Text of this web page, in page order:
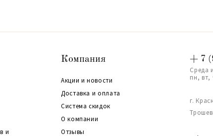
и
Компания
Акции и новости
Доставка и оплата
Система скидок
О компании
Отзывы
+ 7
Среда
пн, вт,
г.